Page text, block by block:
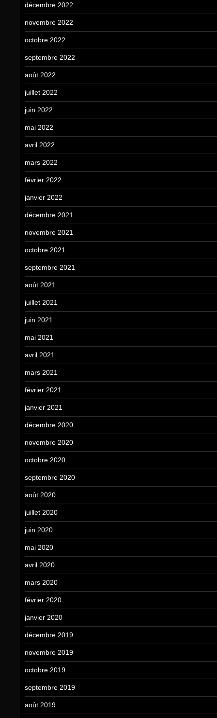
décembre 2022
novembre 2022
octobre 2022
septembre 2022
août 2022
juillet 2022
juin 2022
mai 2022
avril 2022
mars 2022
février 2022
janvier 2022
décembre 2021
novembre 2021
octobre 2021
septembre 2021
août 2021
juillet 2021
juin 2021
mai 2021
avril 2021
mars 2021
février 2021
janvier 2021
décembre 2020
novembre 2020
octobre 2020
septembre 2020
août 2020
juillet 2020
juin 2020
mai 2020
avril 2020
mars 2020
février 2020
janvier 2020
décembre 2019
novembre 2019
octobre 2019
septembre 2019
août 2019